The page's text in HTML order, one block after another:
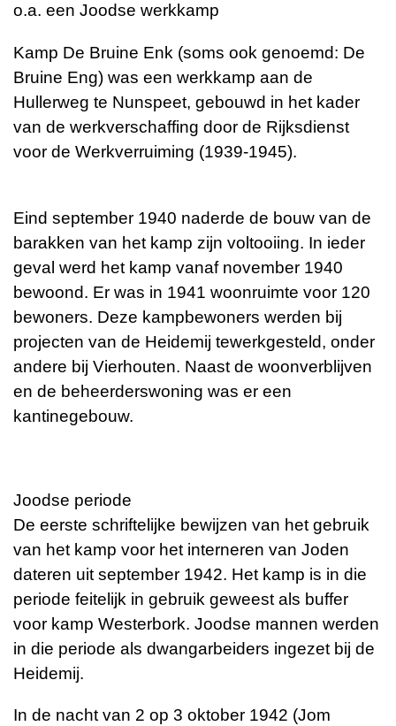
o.a. een Joodse werkkamp
Kamp De Bruine Enk (soms ook genoemd: De
Bruine Eng) was een werkkamp aan de
Hullerweg te Nunspeet, gebouwd in het kader
van de werkverschaffing door de Rijksdienst
voor de Werkverruiming (1939-1945).
Eind september 1940 naderde de bouw van de
barakken van het kamp zijn voltooiing. In ieder
geval werd het kamp vanaf november 1940
bewoond. Er was in 1941 woonruimte voor 120
bewoners. Deze kampbewoners werden bij
projecten van de Heidemij tewerkgesteld, onder
andere bij Vierhouten. Naast de woonverblijven
en de beheerderswoning was er een
kantinegebouw.
Joodse periode
De eerste schriftelijke bewijzen van het gebruik
van het kamp voor het interneren van Joden
dateren uit september 1942. Het kamp is in die
periode feitelijk in gebruik geweest als buffer
voor kamp Westerbork. Joodse mannen werden
in die periode als dwangarbeiders ingezet bij de
Heidemij.
In de nacht van 2 op 3 oktober 1942 (Jom